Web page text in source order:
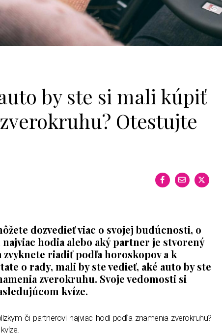
by ste si mali kúpiť
Otestujte
dozvedieť viac o svojej budúcnosti, o
najviac hodia alebo aký partner je stvorený
zvyknete riadiť podľa horoskopov a k
o rady, mali by ste vedieť, aké auto by ste
zverokruhu. Svoje vedomosti si
kvíze.
či partnerovi najviac hodí podľa znamenia zverokruhu?